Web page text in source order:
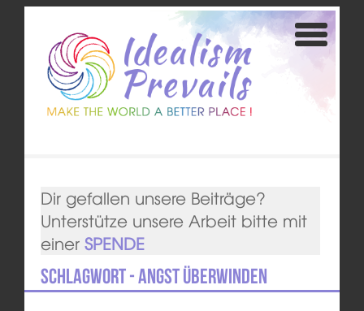
Dir gefallen unsere Beiträge?
Unterstütze unsere Arbeit bitte mit
einer SPENDE
Schlagwort - Angst überwinden